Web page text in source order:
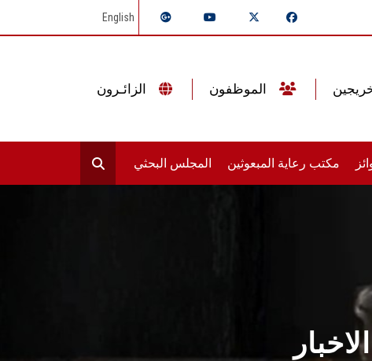
English
مكتب رعاية المبعوثين المجلس البحثي